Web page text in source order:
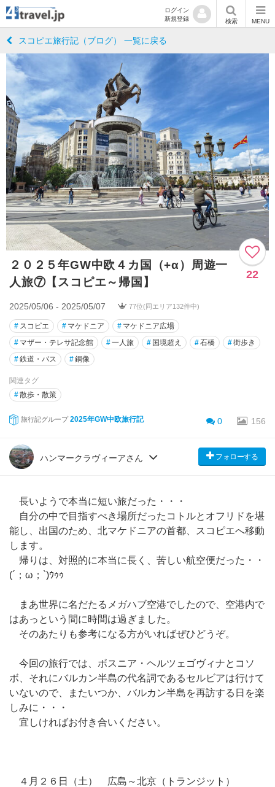
ログイン
新規登録
検索 MENU
スコピエ旅行記（ブログ） 一覧に戻る
２０２５年GW中欧４カ国（+α）周遊一
人旅⑦【スコピエ～帰国】
22
2025/05/06 - 2025/05/07 77位(同エリア132件中)
# スコピエ # マケドニア # マケドニア広場
# マザー・テレサ記念館 #一人旅 # 国境超え #石橋 #街歩き
#鉄道・バス #銅像
関連タグ
#散歩・散策
旅行記グループ 2025年GW中欧旅行記 0 156
ハンマークラヴィーアさん フォローする
長いようで本当に短い旅だった・・・
自分の中で目指すべき場所だったコトルとオフリドを堪
能し、出国のため、北マケドニアの首都、スコピエへ移動
します。
帰りは、対照的に本当に長く、苦しい航空便だった・・
(´；ω；`)ｳｩｩ
まあ世界に名だたるメガハブ空港でしたので、空港内で
はあっという間に時間は過ぎました。
そのあたりも参考になる方がいればぜひどうぞ。
今回の旅行では、ボスニア・ヘルツェゴヴィナとコソ
ボ、それにバルカン半島の代名詞であるセルビアは行けて
いないので、またいつか、バルカン半島を再訪する日を楽
しみに・・・
宜しければお付き合いください。
４月２６日（土） 広島～北京（トランジット）